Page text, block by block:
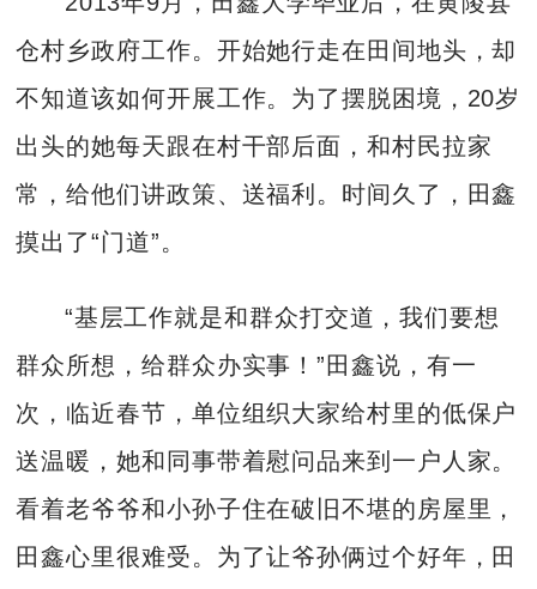
仓村乡政府工作。开始她行走在田间地头，却
不知道该如何开展工作。为了摆脱困境，20岁
出头的她每天跟在村干部后面，和村民拉家
常，给他们讲政策、送福利。时间久了，田鑫
摸出了“门道”。
“基层工作就是和群众打交道，我们要想
群众所想，给群众办实事！”田鑫说，有一
次，临近春节，单位组织大家给村里的低保户
送温暖，她和同事带着慰问品来到一户人家。
看着老爷爷和小孙子住在破旧不堪的房屋里，
田鑫心里很难受。为了让爷孙俩过个好年，田